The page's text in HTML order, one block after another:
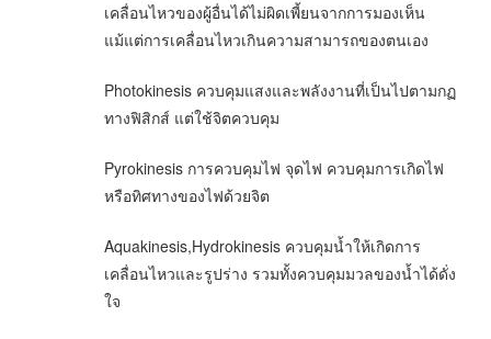
เคลื่อนไหวของผู้อื่นได้ไม่ผิดเพี้ยนจากการมองเห็น
แม้แต่การเคลื่อนไหวเกินความสามารถของตนเอง
Photokinesis ควบคุมแสงและพลังงานที่เป็นไปตามกฏ
ทางฟิสิกส์ แต่ใช้จิตควบคุม
Pyrokinesis การควบคุมไฟ จุดไฟ ควบคุมการเกิดไฟ
หรือทิศทางของไฟด้วยจิต
Aquakinesis,Hydrokinesis ควบคุมน้ำให้เกิดการ
เคลื่อนไหวและรูปร่าง รวมทั้งควบคุมมวลของน้ำได้ดั่ง
ใจ